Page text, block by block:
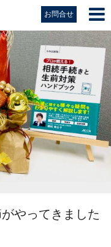
お問合せ
やってきました